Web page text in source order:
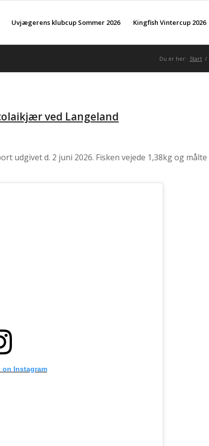
Uvjægerens klubcup Sommer 2026 Kingfish Vintercup 2026
Du er her: Start /
ved Langeland
udgivet d. 2 juni 2026. Fisken vejede 1,38kg og målte
Instagram